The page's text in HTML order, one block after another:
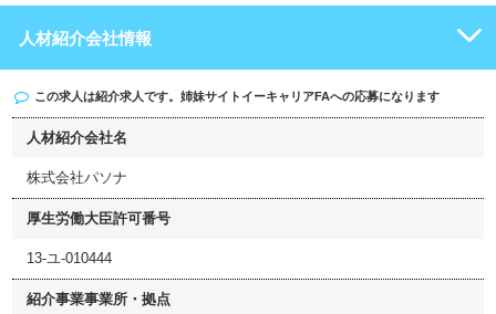
人材紹介会社情報
この求人は紹介求人です。姉妹サイト イーキャリアFAへの応募になります
人材紹介会社名
株式会社パソナ
厚生労働大臣許可番号
13-ユ-010444
紹介事業事業所・拠点